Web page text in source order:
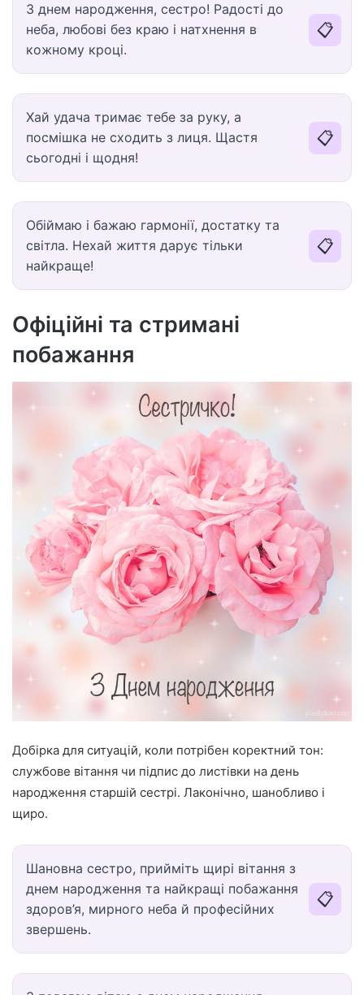
З днем народження, сестро! Радості до
неба, любові без краю і натхнення в
кожному кроці.
📋
Хай удача тримає тебе за руку, а
посмішка не сходить з лиця. Щастя
сьогодні і щодня!
📋
Обіймаю і бажаю гармонії, достатку та
світла. Нехай життя дарує тільки
найкраще!
📋
Офіційні та стримані
побажання
Добірка для ситуацій, коли потрібен коректний тон:
службове вітання чи підпис до листівки на день
народження старшій сестрі. Лаконічно, шанобливо і
щиро.
Шановна сестро, прийміть щирі вітання з
днем народження та найкращі побажання
здоров’я, мирного неба й професійних
звершень.
📋